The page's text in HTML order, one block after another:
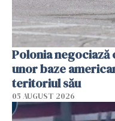
Polonia negociază
unor baze
teritoriul său
05 AUGUST 2026